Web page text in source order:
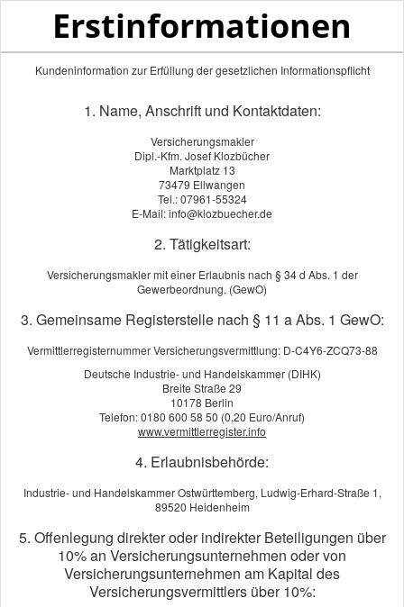
Grundfähigkeitsversicherung
Die Grundfähigkeitsversicherung gehört zu den innovativen
Vorsorgelösungen. Der Unterschied zur "klassischen"
Berufsunfähigkeitsversicherung: Es wird nicht geprüft, ob
und inwieweit der Versicherte seinen Beruf noch ausüben
kann. Der Versicherer leistet sofort, wenn man infolge von
Krankheit oder Unfall bestimmte körperliche
Anspruch auf Rentenleistungen aus der
Grundfähigkeitsversicherung entsteht, wenn man nach
ärztlicher Einschätzung mindestens zwölf Monate lang nicht
in der Lage ist oder sein wird, eine der körperlichen
Grundfähigkeiten der Stufe A oder drei Fähigkeiten der
der Grundfähigkeitsversicherer in der Regel vor. Zu den
Fähigkeiten der Stufe A gehören das Sehen, Sprechen,
Hören und Gehen, der Gebrauch der Hände und die
selbstständige Orientierung. Zur Stufe B zählen das
Treppensteigen, Knien und Bücken, Sitzen, Stehen, Greifen,
Bewegen der Arme, Heben und Tragen sowie Autofahren.
Erstinformationen
Kundeninformation zur Erfüllung der gesetzlichen Informationspflicht
1. Name, Anschrift und Kontaktdaten:
Versicherungsmakler
Dipl.-Kfm. Josef Klozbücher
Marktplatz 13
73479 Ellwangen
Tel.: 07961-55324
E-Mail: info@klozbuecher.de
2. Tätigkeitsart:
Versicherungsmakler mit einer Erlaubnis nach § 34 d Abs. 1 der
Gewerbeordnung. (GewO)
3. Gemeinsame Registerstelle nach § 11 a Abs. 1 GewO:
Vermittlerregisternummer Versicherungsvermittlung: D-C4Y6-ZCQ73-88
Deutsche Industrie- und Handelskammer (DIHK)
Breite Straße 29
10178 Berlin
Telefon: 0180 600 58 50 (0,20 Euro/Anruf)
www.vermittlerregister.info
4. Erlaubnisbehörde:
Industrie- und Handelskammer Ostwürttemberg, Ludwig-Erhard-Straße 1,
89520 Heidenheim
5. Offenlegung direkter oder indirekter Beteiligungen über
10% an Versicherungsunternehmen oder von
Versicherungsunternehmen am Kapital des
Versicherungsvermittlers über 10%: